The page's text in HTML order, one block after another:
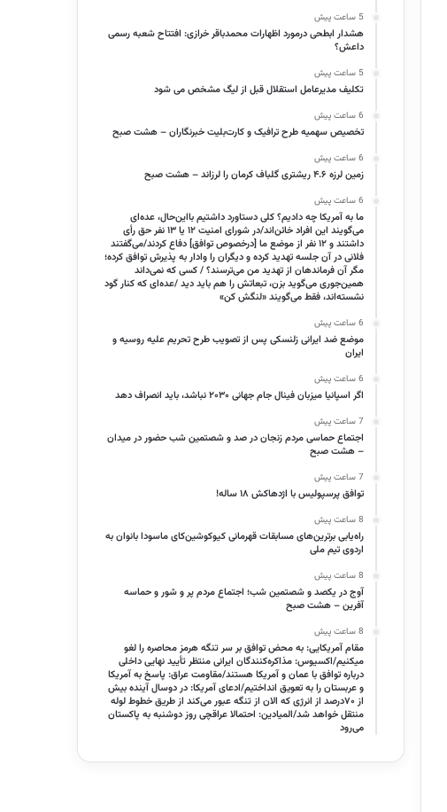
5 ساعت پیش
هشدار ابطحی درمورد اظهارات محمدباقر خرازی: افتتاح شعبه رسمی
داعش؟
5 ساعت پیش
تکلیف مدیرعامل استقلال قبل از لیگ مشخص می شود
6 ساعت پیش
تخصیص سهمیه طرح ترافیک و کارت‌بلیت خبرنگاران – هشت صبح
6 ساعت پیش
زمین لرزه ۴.۶ ریشتری گلباف کرمان را لرزاند – هشت صبح
6 ساعت پیش
ما به آمریکا چه دادیم؟ کلی دستاورد داشتیم بااین‌حال، عده‌ای
می‌گویند این افراد خائن‌اند/در شورای امنیت ۱۲ یا ۱۳ نفر حق رأی
داشتند و ۱۲ نفر از موضع ما [درخصوص توافق] دفاع کردند/می‌گفتند
فلانی در آن جلسه تهدید کرده و دیگران را وادار به پذیرش توافق کرده؛
مگر آن فرماندهان از تهدید من می‌ترسند؟ / کسی که نمی‌داند
همین‌جوری می‌گوید بزن، تبعاتش را هم باید دید /عده‌ای که کنار گود
نشسته‌اند، فقط می‌گویند «لنگش کن»
6 ساعت پیش
موضع ضد ایرانی زلنسکی پس از تصویب طرح تحریم علیه روسیه و
ایران
6 ساعت پیش
اگر اسپانیا میزبان فینال جام جهانی ۲۰۳۰ نباشد، باید انصراف دهد
7 ساعت پیش
اجتماع حماسی مردم زنجان در صد و شصتمین شب حضور در میدان
– هشت صبح
7 ساعت پیش
توافق پرسپولیس با اژدهاکش ۱۸ ساله!
8 ساعت پیش
راه‌یابی برترین‌های مسابقات قهرمانی کیوکوشین‌کای ماسودا بانوان به
اردوی تیم ملی
8 ساعت پیش
آوج در یکصد و شصتمین شب؛ اجتماع مردم پر و شور و حماسه
آفرین – هشت صبح
8 ساعت پیش
مقام آمریکایی: به محض توافق بر سر تنگه هرمز محاصره را لغو
میکنیم/اکسیوس: مذاکره‌کنندگان ایرانی منتظر تأیید نهایی داخلی
درباره توافق با عمان و آمریکا هستند/مقاومت عراق: پاسخ به آمریکا
و عربستان را به تعویق انداختیم/ادعای آمریکا: در دوسال آینده بیش
از ۷۰درصد از انرژی که الان از تنگه عبور می‌کند از طریق خطوط لوله
منتقل خواهد شد/المیادین: احتمالا عراقچی روز دوشنبه به پاکستان
می‌رود